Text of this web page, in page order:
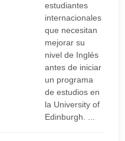
estudiantes
internacionales
que necesitan
mejorar su
nivel de Inglés
antes de iniciar
un programa
de estudios en
la University of
Edinburgh. ...